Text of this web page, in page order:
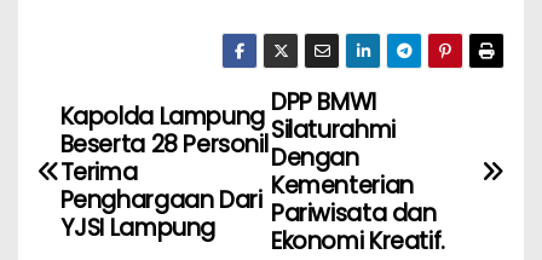
DPP BMWI
Silaturahmi
Dengan
Kementerian
Pariwisata dan
Ekonomi Kreatif.
Kapolda Lampung
Beserta 28 Personil
Terima
Penghargaan Dari
YJSI Lampung